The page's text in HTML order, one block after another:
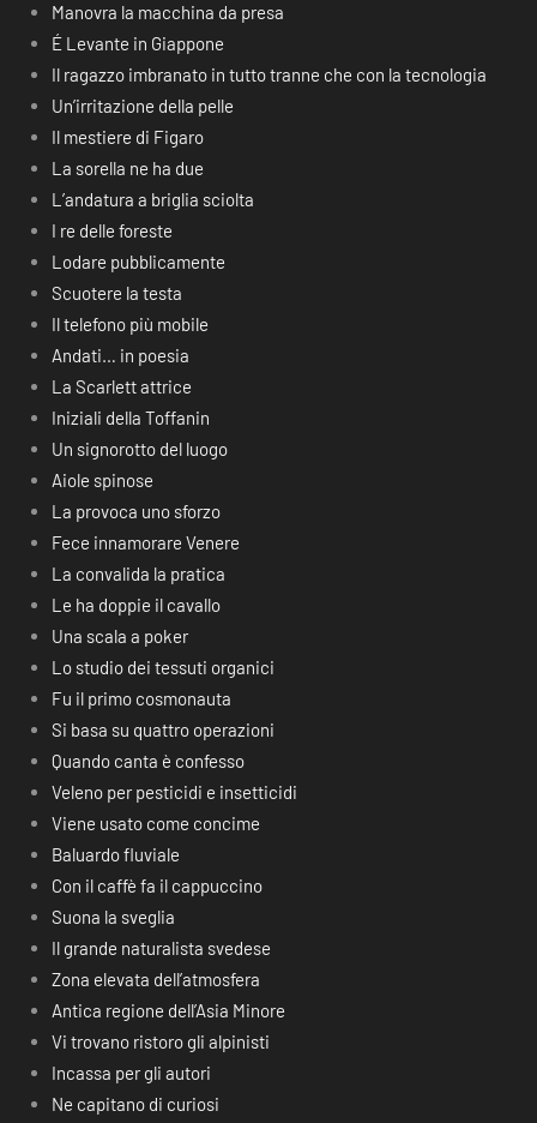
Manovra la macchina da presa
É Levante in Giappone
Il ragazzo imbranato in tutto tranne che con la tecnologia
Un’irritazione della pelle
Il mestiere di Figaro
La sorella ne ha due
L’andatura a briglia sciolta
I re delle foreste
Lodare pubblicamente
Scuotere la testa
Il telefono più mobile
Andati… in poesia
La Scarlett attrice
Iniziali della Toffanin
Un signorotto del luogo
Aiole spinose
La provoca uno sforzo
Fece innamorare Venere
La convalida la pratica
Le ha doppie il cavallo
Una scala a poker
Lo studio dei tessuti organici
Fu il primo cosmonauta
Si basa su quattro operazioni
Quando canta è confesso
Veleno per pesticidi e insetticidi
Viene usato come concime
Baluardo fluviale
Con il caffè fa il cappuccino
Suona la sveglia
Il grande naturalista svedese
Zona elevata dell’atmosfera
Antica regione dell’Asia Minore
Vi trovano ristoro gli alpinisti
Incassa per gli autori
Ne capitano di curiosi